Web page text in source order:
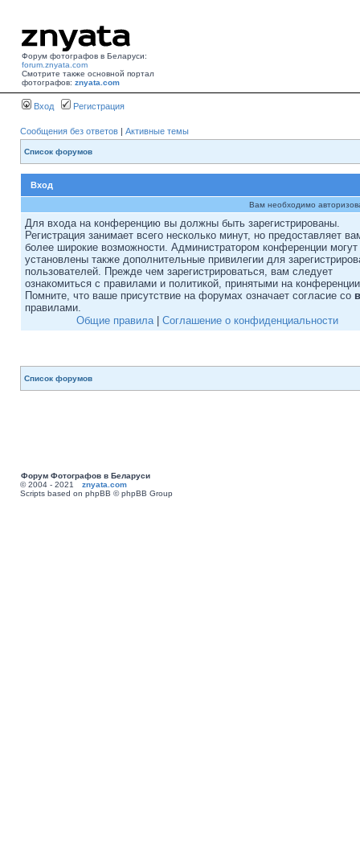
Форум фотографов в Беларуси:
forum.znyata.com
Смотрите также основной портал
фотографов: znyata.com
Вход Регистрация
Сообщения без ответов | Активные темы
Список форумов
Вход
Вам необходимо
Для входа на конференцию вы должны быть зарегистрированы.
Регистрация занимает всего несколько минут, но предоставляет
более широкие возможности. Администратором конференции
установлены также дополнительные привилегии для
пользователей. Прежде чем зарегистрироваться, вам следует
ознакомиться с правилами и политикой, принятыми на
Помните, что ваше присутствие на форумах означает согласие со
правилами.
Общие правила| Соглашение о конфиденциальности
Список форумов
Форум Фотографов в Беларуси
© 2004 - 2021 znyata.com
Scripts based on phpBB © phpBB Group